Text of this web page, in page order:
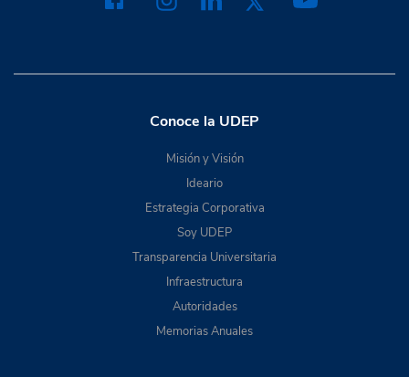
Conoce la UDEP
Misión y Visión
Ideario
Estrategia Corporativa
Soy UDEP
Transparencia Universitaria
Infraestructura
Autoridades
Memorias Anuales